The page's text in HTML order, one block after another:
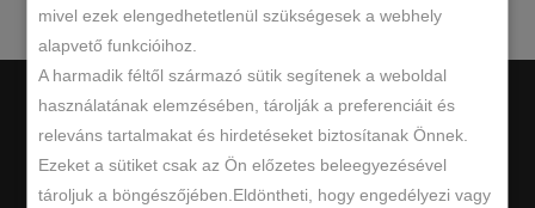
Hasznos információk
mivel ezek elengedhetetlenül szükségesek a webhely
alapvető funkcióihoz.
A harmadik féltől származó sütik segítenek a weboldal
használatának elemzésében, tárolják a preferenciáit és
releváns tartalmakat és hirdetéseket biztosítanak Önnek.
Ezeket a sütiket csak az Ön előzetes beleegyezésével
tároljuk a böngészőjében.Eldöntheti, hogy engedélyezi vagy